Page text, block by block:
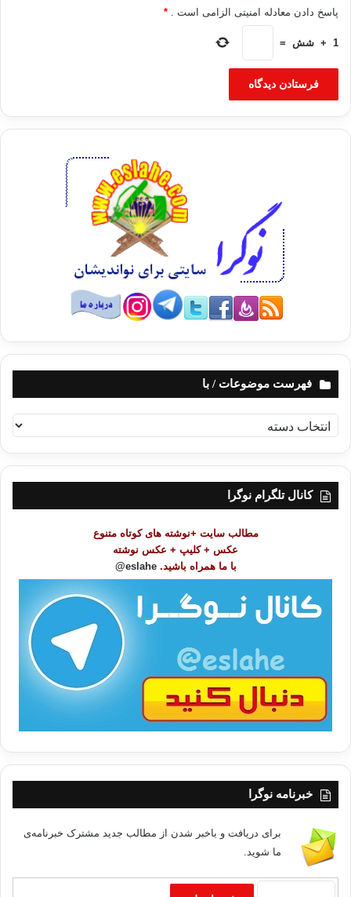
پاسخ دادن معادله امنیتی الزامی است . *
1
+ شش =
فهرست موضوعات / با
ه
ر
کانال تلگرام نوگرا
مطالب سایت +نوشته های کوتاه متنوع
عکس + کلیپ + عکس نوشته
با ما همراه باشید. eslahe@
خبرنامه نوگرا
برای دریافت و باخبر شدن از مطالب جدید مشترک خبرنامه‌ی
ما شوید.